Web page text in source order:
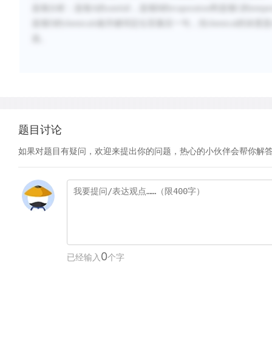
题目讨论
如果对题目有疑问，欢迎来提出你的问题，热心的小伙伴会帮你解
已经输入 0个字